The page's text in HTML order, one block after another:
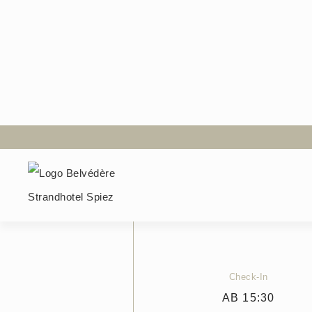
Boutique Family
Check-In
AB 15:30